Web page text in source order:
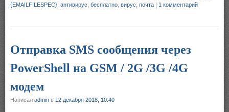
{EMAILFILESPEC} антивирус бесплатно вирус почта | 1 комментарий
Отправка SMS сообщения через
PowerShell на GSM / 2G /3G /4G
модем
Написал admin в 12 декабря 2018, 10:40